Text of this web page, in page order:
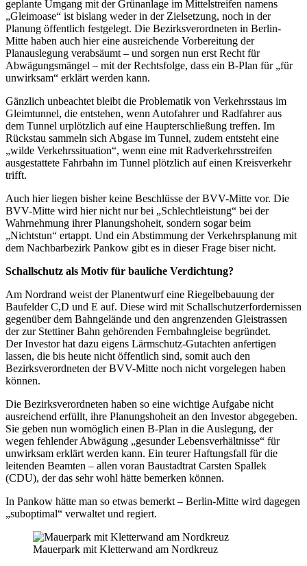
geplante Umgang mit der Grünanlage im Mittelstreifen namens
„Gleimoase“ ist bislang weder in der Zielsetzung, noch in der
Planung öffentlich festgelegt. Die Bezirksverordneten in Berlin-
Mitte haben auch hier eine ausreichende Vorbereitung der
Planauslegung verabsäumt – und sorgen nun erst Recht für
Abwägungsmängel – mit der Rechtsfolge, dass ein B-Plan für „für
unwirksam“ erklärt werden kann.
Gänzlich unbeachtet bleibt die Problematik von Verkehrsstaus im
Gleimtunnel, die entstehen, wenn Autofahrer und Radfahrer aus
dem Tunnel urplötzlich auf eine Haupterschließung treffen. Im
Rückstau sammeln sich Abgase im Tunnel, zudem entsteht eine
„wilde Verkehrssituation“, wenn eine mit Radverkehrsstreifen
ausgestattete Fahrbahn im Tunnel plötzlich auf einen Kreisverkehr
trifft.
Auch hier liegen bisher keine Beschlüsse der BVV-Mitte vor. Die
BVV-Mitte wird hier nicht nur bei „Schlechtleistung“ bei der
Wahrnehmung ihrer Planungshoheit, sondern sogar beim
„Nichtstun“ ertappt. Und ein Abstimmung der Verkehrsplanung mit
dem Nachbarbezirk Pankow gibt es in dieser Frage biser nicht.
Schallschutz als Motiv für bauliche Verdichtung?
Am Nordrand weist der Planentwurf eine Riegelbebauung der
Baufelder C,D und E auf. Diese wird mit Schallschutzerfordernissen
gegenüber dem Bahngelände und den angrenzenden Gleistrassen
der zur Stettiner Bahn gehörenden Fernbahngleise begründet.
Der Investor hat dazu eigens Lärmschutz-Gutachten anfertigen
lassen, die bis heute nicht öffentlich sind, somit auch den
Bezirksverordneten der BVV-Mitte noch nicht vorgelegen haben
können.
Die Bezirksverordneten haben so eine wichtige Aufgabe nicht
ausreichend erfüllt, ihre Planungshoheit an den Investor abgegeben.
Sie geben nun womöglich einen B-Plan in die Auslegung, der
wegen fehlender Abwägung „gesunder Lebensverhältnisse“ für
unwirksam erklärt werden kann. Ein teurer Haftungsfall für die
leitenden Beamten – allen voran Baustadtrat Carsten Spallek
(CDU), der das sehr wohl hätte bemerken können.
In Pankow hätte man so etwas bemerkt – Berlin-Mitte wird dagegen
„suboptimal“ verwaltet und regiert.
Mauerpark mit Kletterwand am Nordkreuz